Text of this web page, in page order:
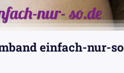
einfach-nur-so